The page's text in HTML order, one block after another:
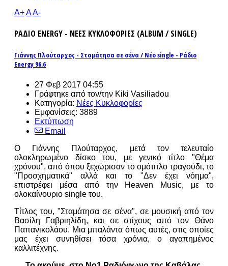
A+AA-
ΡΑΔΙΟ ENERGY - ΝΕΕΣ ΚΥΚΛΟΦΟΡΙΕΣ (ALBUM / SINGLE)
Γιάννης Πλούταρχος - Σταμάτησα σε σένα / Νέο single - Ράδιο
Energy 96.6
27 Φεβ 2017 04:55
Γράφτηκε από τον/την Kiki Vasiliadou
Κατηγορία: Νέες Κυκλοφορίες
Εμφανίσεις: 3889
Εκτύπωση
Email
Ο Γιάννης Πλούταρχος, μετά τον τελευταίο
ολοκληρωμένο δίσκο του, με γενικό τίτλο "Θέμα
χρόνου", από όπου ξεχώρισαν το ομότιτλο τραγούδι, το
"Προσχηματικά" αλλά και το "Δεν έχει νόημα",
επιστρέφει μέσα από την Heaven Music, με το
ολοκαίνουριο single του.
Τίτλος του, "Σταμάτησα σε σένα", σε μουσική από τον
Βασίλη Γαβριηλίδη, και σε στίχους από τον Θάνο
Παπανικολάου. Μια μπαλάντα όπως αυτές, στις οποίες
μας έχει συνηθίσει τόσα χρόνια, ο αγαπημένος
καλλιτέχνης.